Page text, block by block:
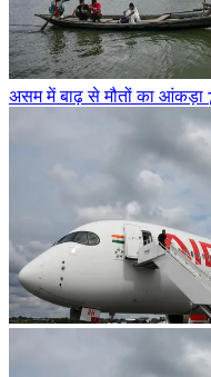
असम में बाढ़ से मौतों का आंकड़ा